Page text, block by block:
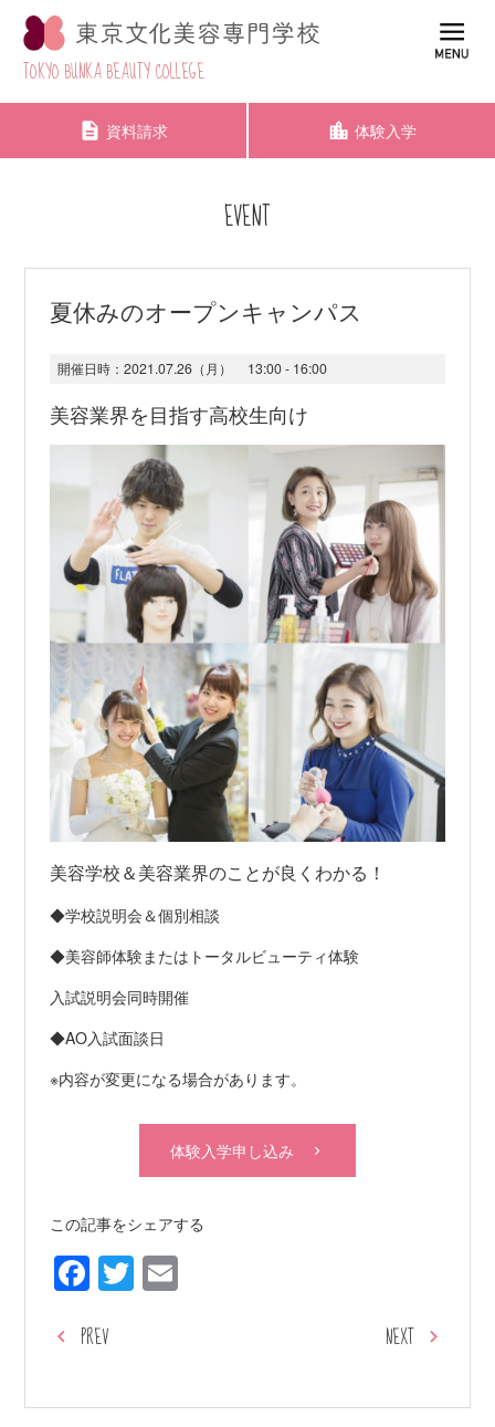
TOKYO BUNKA BEAUTY COLLEGE
資料請求 体験入学
EVENT
夏休みのオープンキャンパス
開催日時： 2021.07.26（月） 13:00 - 16:00
美容業界を目指す高校生向け
美容学校＆美容業界のことが良くわかる！
◆学校説明会＆個別相談
◆美容師体験またはトータルビューティ体験
入試説明会同時開催
◆AO入試面談日
※内容が変更になる場合があります。
体験入学申し込み
この記事をシェアする
Facebook
Twitter
Email
PREV NEXT